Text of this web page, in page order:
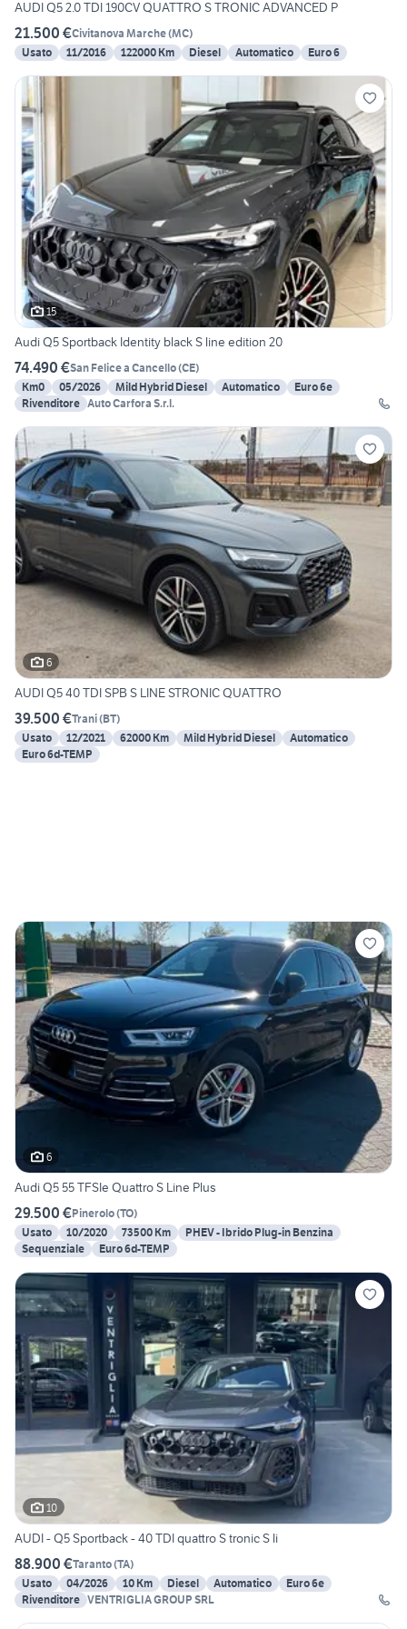
AUDI Q5 2.0 TDI 190CV QUATTRO S TRONIC ADVANCED P
21.500 €Civitanova Marche(MC)
Usato
11/2016 122000 Km Diesel Automatico Euro 6
15
Audi Q5 Sportback Identity black S line edition 20
74.490 €San Felice a Cancello(CE)
Km0
05/2026 Mild Hybrid Diesel Automatico
Euro 6e
Rivenditore Auto Carfora S.r.l.
6
AUDI Q5 40 TDI SPB S LINE STRONIC QUATTRO
39.500 €Trani(BT)
Usato
12/2021 62000 Km Mild Hybrid Diesel
Automatico
Euro 6d-TEMP
6
Audi Q5 55 TFSIe Quattro S Line Plus
29.500 €Pinerolo(TO)
Usato
10/2020 73500 Km
PHEV - Ibrido Plug-in Benzina
Sequenziale
Euro 6d-TEMP
10
AUDI - Q5 Sportback - 40 TDI quattro S tronic S li
88.900 €Taranto(TA)
Usato
04/2026 10 Km Diesel Automatico
Euro 6e
Rivenditore VENTRIGLIA GROUP SRL